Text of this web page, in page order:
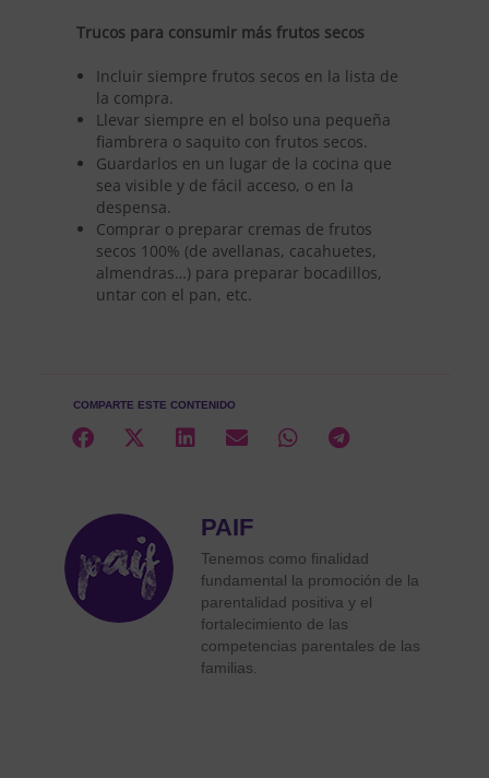
Trucos para consumir más frutos secos
Incluir siempre frutos secos en la lista de
la compra.
Llevar siempre en el bolso una pequeña
fiambrera o saquito con frutos secos.
Guardarlos en un lugar de la cocina que
sea visible y de fácil acceso, o en la
despensa.
Comprar o preparar cremas de frutos
secos 100% (de avellanas, cacahuetes,
almendras…) para preparar bocadillos,
untar con el pan, etc.
COMPARTE ESTE CONTENIDO
PAIF
Tenemos como finalidad
fundamental la promoción de la
parentalidad positiva y el
fortalecimiento de las
competencias parentales de las
familias.